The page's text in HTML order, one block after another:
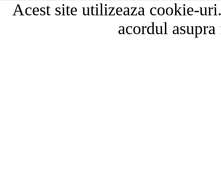
Acest site utilizeaza cookie-
acordul